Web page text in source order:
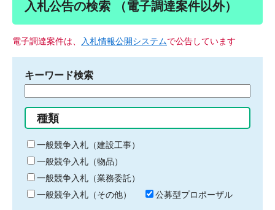
入札公告の検索 （電子調達案件以外）
電子調達案件は、 入札情報公開システムで公告しています
キーワード検索
る
キ
ー
ワ
ー
ド
種類
一般競争入札（建設工事）
一般競争入札（物品）
一般競争入札（業務委託）
一般競争入札（その他）
公募型プロポーザル